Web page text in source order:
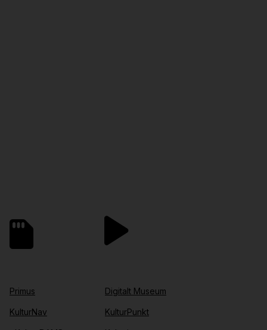
Primus
KulturNav
Digitalt Museum
KulturPunkt